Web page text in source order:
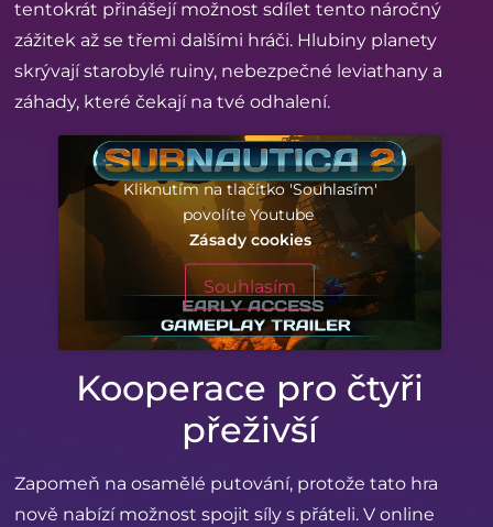
tentokrát přinášejí možnost sdílet tento náročný
zážitek až se třemi dalšími hráči. Hlubiny planety
skrývají starobylé ruiny, nebezpečné leviathany a
záhady, které čekají na tvé odhalení.
Kliknutím na tlačítko 'Souhlasím'
povolíte Youtube
Zásady cookies
Souhlasím
Kooperace pro čtyři
přeživší
Zapomeň na osamělé putování, protože tato hra
nově nabízí možnost spojit síly s přáteli. V online